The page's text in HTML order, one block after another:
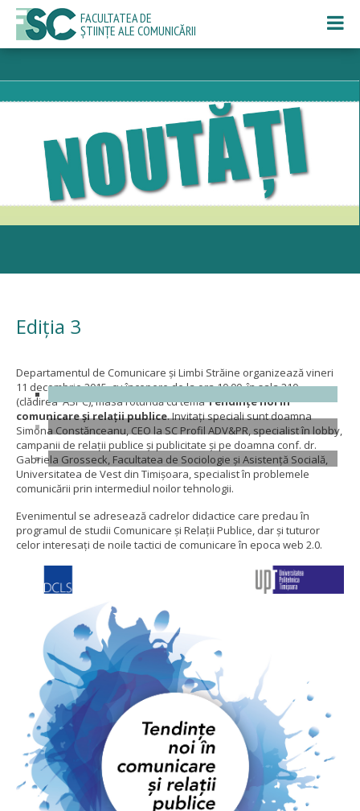
FACULTATEA DE
ȘTIINȚE ALE COMUNICĂRII
Ediția 3
Departamentul de Comunicare și Limbi Străine organizează vineri
11 decembrie 2015, cu începere de la ora 10,00, în sala 210
(clădirea ASPC), masa rotundă cu temaTendințe noi în
comunicare și relații publice. Invitați speciali sunt doamna
Simona Constănceanu, CEO la SC Profil ADV&PR, specialist în lobby,
campanii de relații publice și publicitate și pe doamna conf. dr.
Gabriela Grosseck, Facultatea de Sociologie și Asistență Socială,
Universitatea de Vest din Timișoara, specialist în problemele
comunicării prin intermediul noilor tehnologii.
Evenimentul se adresează cadrelor didactice care predau în
programul de studii Comunicare și Relații Publice, dar și tuturor
celor interesați de noile tactici de comunicare în epoca web 2.0.